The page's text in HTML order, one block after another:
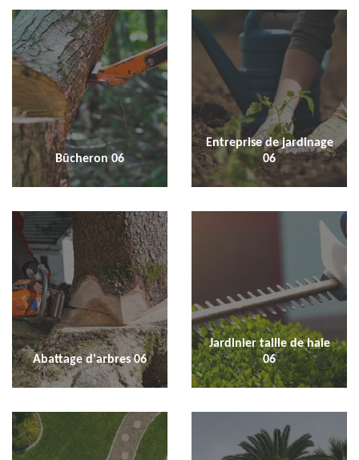
Bûcheron 06
Entreprise de jardinage
06
Abattage d'arbres 06
Jardinier taille de haie
06